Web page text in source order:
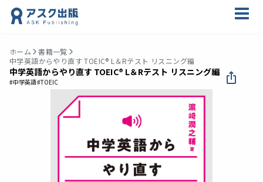
ホーム
書籍一覧
中学英語からやり直す TOEIC® L＆Rテスト リスニング編
中学英語からやり直す TOEIC® L＆Rテスト リスニング編
#中学英語#TOEIC